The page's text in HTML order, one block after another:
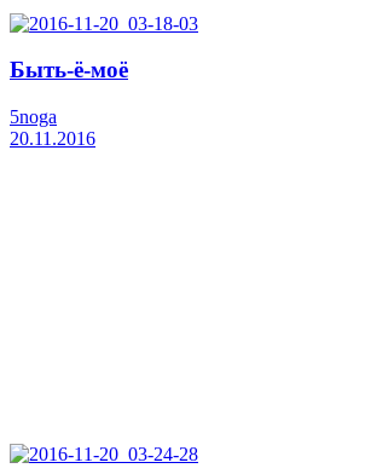
Быть-ё-моё
5noga
20.11.2016